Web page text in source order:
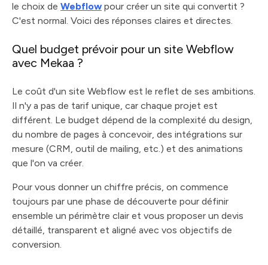
le choix de Webflow pour créer un site qui convertit ?
C'est normal. Voici des réponses claires et directes.
Quel budget prévoir pour un site Webflow
avec Mekaa ?
Le coût d'un site Webflow est le reflet de ses ambitions.
Il n'y a pas de tarif unique, car chaque projet est
différent. Le budget dépend de la complexité du design,
du nombre de pages à concevoir, des intégrations sur
mesure (CRM, outil de mailing, etc.) et des animations
que l'on va créer.
Pour vous donner un chiffre précis, on commence
toujours par une phase de découverte pour définir
ensemble un périmètre clair et vous proposer un devis
détaillé, transparent et aligné avec vos objectifs de
conversion.